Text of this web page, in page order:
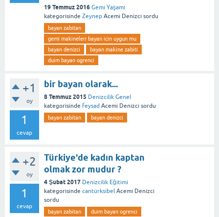
19 Temmuz 2016 Gemi Yaşamı
kategorisinde Zeynep Acemi Denizci sordu
bayan zabitan
gemi makineleri bayan icin uygun mu
bayan denizci
bayan makine zabiti
duim bayan ogrenci
+1
oy
1
cevap
bir bayan olarak...
8 Temmuz 2015 Denizcilik Genel
kategorisinde feysad Acemi Denizci sordu
bayan zabitan bayan denizci
+2
oy
1
cevap
Türkiye'de kadın kaptan
olmak zor mudur ?
4 Şubat 2017 Denizcilik Eğitimi
kategorisinde cantürksibel Acemi Denizci
sordu
bayan zabitan
duim bayan ogrenci